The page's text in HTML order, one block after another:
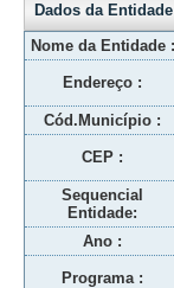
Dados da Entidade
Nome da Entidade :
Endereço :
Cód.Município :
CEP :
Sequencial
Entidade:
Ano :
Programa :